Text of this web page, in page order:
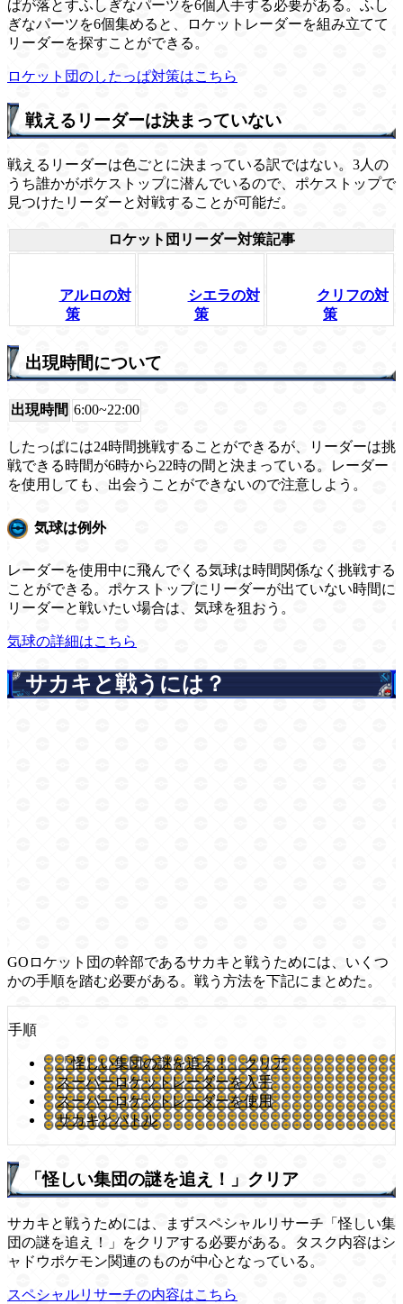
ぱが落とすふしぎなパーツを6個入手する必要がある。ふし
ぎなパーツを6個集めると、ロケットレーダーを組み立てて
リーダーを探すことができる。
ロケット団のしたっぱ対策はこちら
戦えるリーダーは決まっていない
戦えるリーダーは色ごとに決まっている訳ではない。3人の
うち誰かがポケストップに潜んでいるので、ポケストップで
見つけたリーダーと対戦することが可能だ。
ロケット団リーダー対策記事
アルロの対
策
シエラの対
策
クリフの対
策
出現時間について
出現時間 6:00~22:00
したっぱには24時間挑戦することができるが、リーダーは挑
戦できる時間が6時から22時の間と決まっている。レーダー
を使用しても、出会うことができないので注意しよう。
気球は例外
レーダーを使用中に飛んでくる気球は時間関係なく挑戦する
ことができる。ポケストップにリーダーが出ていない時間に
リーダーと戦いたい場合は、気球を狙おう。
気球の詳細はこちら
サカキと戦うには？
GOロケット団の幹部であるサカキと戦うためには、いくつ
かの手順を踏む必要がある。戦う方法を下記にまとめた。
手順
「怪しい集団の謎を追え！」クリア
スーパーロケットレーダーを入手
スーパーロケットレーダーを使用
サカキとバトル
「怪しい集団の謎を追え！」クリア
サカキと戦うためには、まずスペシャルリサーチ「怪しい集
団の謎を追え！」をクリアする必要がある。タスク内容はシ
ャドウポケモン関連のものが中心となっている。
スペシャルリサーチの内容はこちら